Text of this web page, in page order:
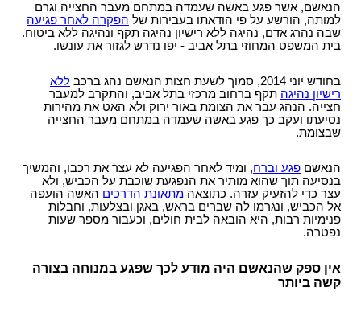
הנאשם, אשר פגע באשה שעמדה במתחם מעבר החצייה וגרם
למותה, הורשע על פי הודאתו בעבירות של הפקרה לאחר פגיעה
שבה נהרג אדם, נהיגה ללא רישיון נהיגה תקף ונהיגה ללא ביטוח.
בית המשפט המחוזי בתל אביב - יפו נדרש לגזור את עונשו.
בחודש יוני 2014, סמוך לשעת חצות הנאשם נהג ברכב
ללא
רישיון נהיגה תקף ברחוב מרכזי בתל אביב, והתקרב למעבר
חצייה. הנהג עבר את הצומת באור ירוק ולא האט את מהירות
נסיעתו ועקב כך פגע באשה שעמדה במתחם מעבר החצייה
שבצומת.
הנאשם פגע וברח, ומיד לאחר הפגיעה לא עצר את רכבו, והמשיך
בנסיעה תוך שהוא מותיר את הנפגעת שוכבת על הכביש, ולא
עצר כדי להזעיק עזרה. כתוצאה מתאונת הדרכים האשה הועפה
אל הכביש, ונגרמו לה שברים בראש, באגן ובצלעות, וחבלות
פנימיות רבות, היא הובאה לבית חולים, וכעבור מספר שעות
נפטרה.
אין ספק שהנאשם היה מודע לכך שפגע במנוחה בצורה
קשה ביותר